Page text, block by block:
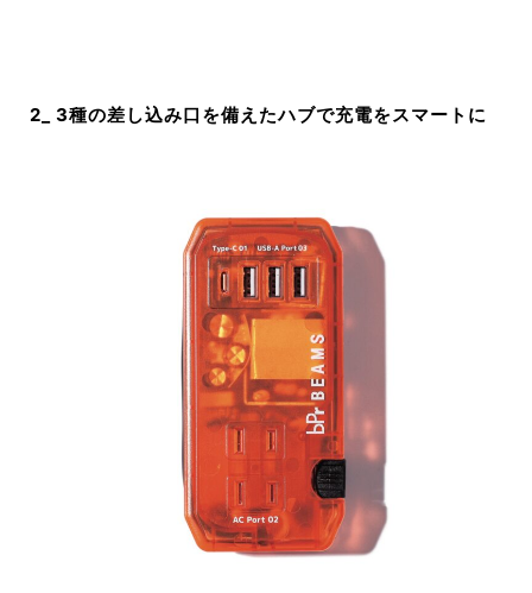
2_ 3種の差し込み口を備えたハブで充電をスマートに